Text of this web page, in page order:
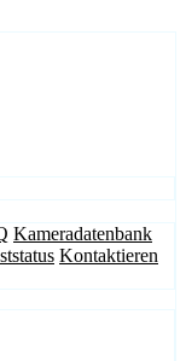
Kameradatenbank
Kontaktieren